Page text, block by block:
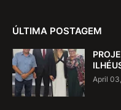
ÚLTIMA POSTAGEM
April